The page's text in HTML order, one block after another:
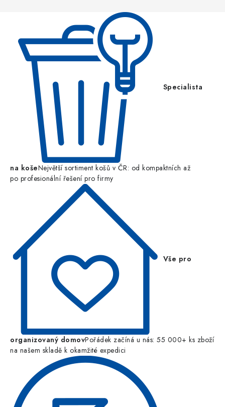
Specialista
na košeNejvětší sortiment košů v ČR: od kompaktních až
po profesionální řešení pro firmy
Vše pro
organizovaný domovPořádek začíná u nás: 55 000+ ks zboží
na našem skladě k okamžité expedici